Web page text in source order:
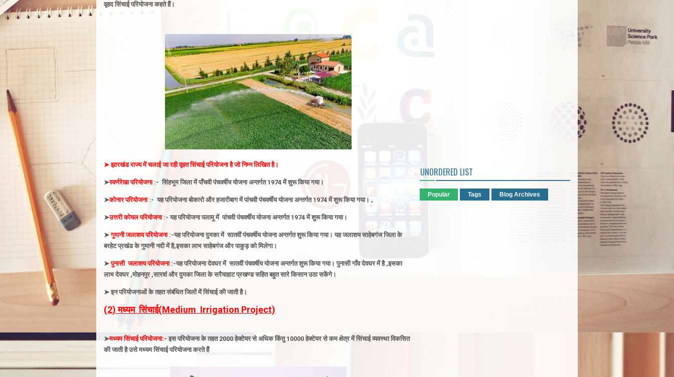
वृहद सिंचाई परियोजना कहते हैं।
➤झारखंड राज्य में चलाई जा रहीवृहतसिंचाई परियोजना है जो निम्न लिखित है।
➤स्वर्णरेखा परियोजना:- सिंहभूम जिला में पाँचवी पंचवर्षीय योजना अन्तर्गत 1974 में शुरू किया गया।
➤कोनार परियोजना:- यह परियोजना बोकारो और हजारीबाग में पांचवी पंचवर्षीय योजनाअन्तर्गत 1974 में शुरू किया गया। ,
➤उत्तरीकोयल परियोजना:- यह परियोजना पलामू में पांचवी पंचवर्षीय योजनाअन्तर्गत 1974 में शुरू किया गया।
➤ गुमानी जलाशय परियोजना:-यहपरियोजना दुमका में सातवीं पंचवर्षीय योजनाअन्तर्गत शुरू किया गया। यह जलाशय साहेबगंज जिला के
बरहेट प्रखंड के गुमानी नदी में है,इसका लाभ साहेबगंज और पाकुड़ को मिलेगा।
➤ पुनासी जलाशय परियोजना:-यहपरियोजना देवघर में सातवीं पंचवर्षीय योजनाअन्तर्गत शुरू किया गया। पुनासी गाँव देवघर में है ,इसका
लाभ देवघर ,मोहनपुर ,सारवां और दुमका जिला के सरैयाहाट प्रखण्ड सहित बहुत सारे किसान उठा सकेंगे।
➤ इन परियोजनाओं के तहत संबंधित जिलों में सिंचाई की जाती है।
(2) मध्यमसिंचाई(Medium Irrigation Project)
➤मध्यम सिंचाई परियोजना:-इस परियोजना के तहत 2000 हेक्टेयर से अधिक किंतु 10000 हेक्टेयर से कम क्षेत्र में सिंचाई व्यवस्था विकसित
की जाती है उसे मध्यम सिंचाई परियोजना करते हैं
UNORDERED LIST
Popular Tags Blog Archives